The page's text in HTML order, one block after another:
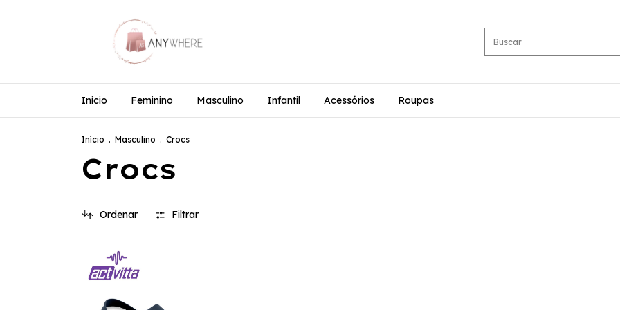
Inicio Feminino Masculino Infantil Acessórios Roupas
Início . Masculino . Crocs
Crocs
Ordenar Filtrar